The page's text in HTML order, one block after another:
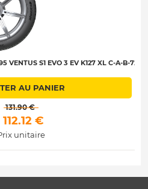
VENTUS S1 EVO 3 EV K127 XL C-A-B-72
AU PANIER
131.90 €
112.12 €
unitaire